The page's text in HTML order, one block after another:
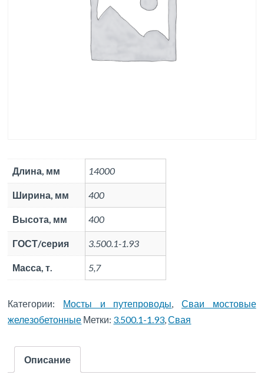
Длина, мм 14000
Ширина, мм 400
Высота, мм 400
ГОСТ/серия 3.500.1-1.93
Масса, т. 5,7
Категории: Мосты и путепроводы
Сваи мостовые
железобетонные Метки: 3.500.1-1.93 ,Свая
Описание